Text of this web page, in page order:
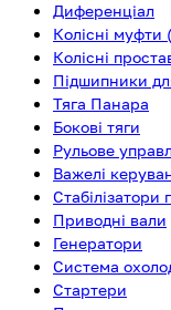
Диференціал
Колісні муфти
Колісні
Підшипники
Тяга Панара
Бокові тяги
Рульове
Важелі
Стабілізатори
Приводні вали
Генератори
Система
Стартери